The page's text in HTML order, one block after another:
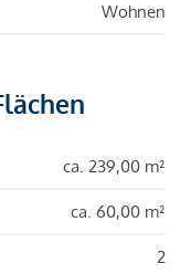
Wohnen
ca. 239,00 m²
ca. 60,00 m²
2